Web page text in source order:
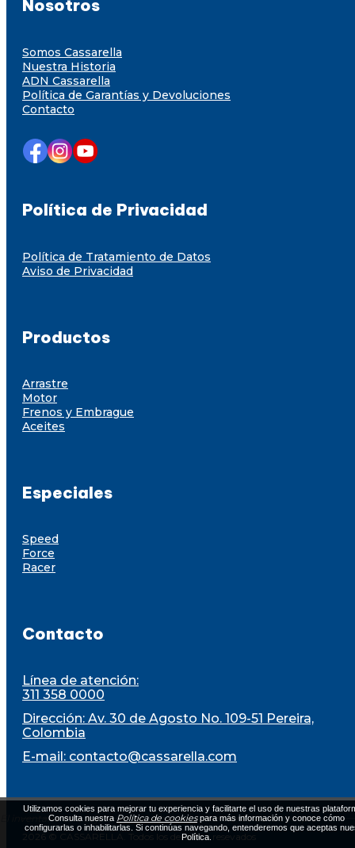
El inventario está sujeto a disponibilidad al momento de la compra
Nosotros
Somos Cassarella
Nuestra Historia
ADN Cassarella
Política de Garantías y Devoluciones
Contacto
Política de Privacidad
Política de Tratamiento de Datos
Aviso de Privacidad
Productos
Arrastre
Motor
Frenos y Embrague
Aceites
Especiales
Speed
Force
Racer
Contacto
Línea de atención:
311 358 0000
Dirección: Av. 30 de Agosto No. 109-51 Pereira,
Colombia
E-mail: contacto@cassarella.com
2026 © CASSARELLA. Todos los derechos resevados
Utilizamos cookies para mejorar tu experiencia y facilitarte el uso de nuestras
Consulta nuestra Política de cookiespara más información y conoce cómo
configurarlas o inhabilitarlas. Si continúas navegando, entenderemos que aceptas
Política.